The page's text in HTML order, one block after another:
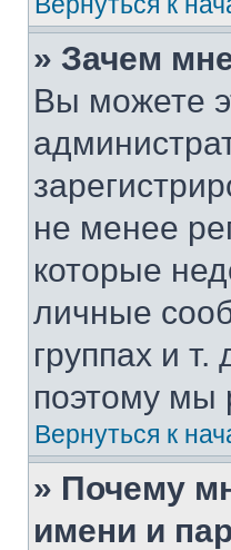
» Зачем
Вы можете
не менее
которые
личные
группах и
поэтому мы
Вернуться к
» Почему
имени и